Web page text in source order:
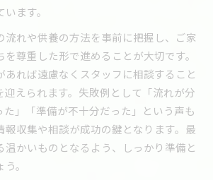
ます。
流れや供養の方法を事前に把握し、ご家
尊重した形で進めることが大切です。
あれば遠慮なくスタッフに相談すること
迎えられます。失敗例として「流れが分
た」「準備が不十分だった」という声も
報収集や相談が成功の鍵となります。最
温かいものとなるよう、しっかり準備と
。